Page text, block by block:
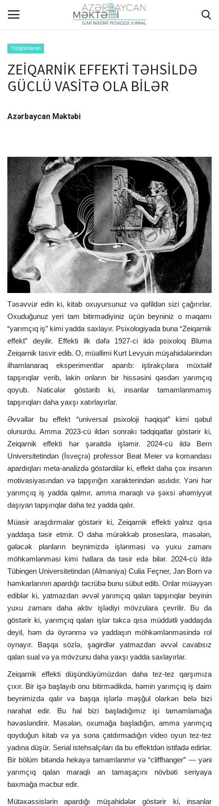
ANA SƏHİFƏ
HAQQIMIZDA
REDAKSİYA HEYƏTİ
ARXİV
AKTUAL
QALEREYA
ƏLAQƏ
Dil
Azerbaijani English
Yolgöstərən
ZEİQARNİK EFFEKTİ TƏHSİLDƏ
GÜCLÜ VASİTƏ OLA BİLƏR
Azərbaycan Məktəbi
Təsəvvür edin ki, kitab oxuyursunuz və qəfildən sizi çağırırlar.
Oxuduğunuz yeri tam bitirmədiyiniz üçün beyniniz o məqamı
“yarımçıq iş” kimi yadda saxlayır. Psixologiyada buna “Zeiqarnik
effekt” deyilir. Effekti ilk dəfə 1927-ci ildə psixoloq Bluma
Zeiqarnik təsvir edib. O, müəllimi Kurt Levyuin müşahidələrindən
ilhamlanaraq eksperimentlər aparıb: iştirakçılara müxtəlif
tapşırıqlar verib, lakin onların bir hissəsini qəsdən yarımçıq
qoyub. Nəticələr göstərib ki, insanlar tamamlanmamış
tapşırıqları daha yaxşı xatırlayırlar.
Əvvəllər bu effekt “universal psixoloji həqiqət” kimi qəbul
olunurdu. Amma 2023-cü ildən sonrakı tədqiqatlar göstərir ki,
Zeiqarnik effekti hər şəraitdə işləmir. 2024-cü ildə Bern
Universitetindən (İsveçrə) professor Beat Meier və komandası
apardıqları meta-analizdə göstərdilər ki, effekt daha çox insanın
motivasiyasından və tapşırığın xarakterindən asılıdır. Yəni hər
yarımçıq iş yadda qalmır, amma maraqlı və şəxsi əhəmiyyət
daşıyan tapşırıqlar daha tez yadda qalır.
Müasir araşdırmalar göstərir ki, Zeiqarnik effekti yalnız qısa
yaddaşa təsir etmir. O daha mürəkkəb proseslərə, məsələn,
gələcək planların beynimizdə işlənməsi və yuxu zamanı
möhkəmlənməsi kimi hallara da təsir edə bilər. 2024-cü ildə
Tübingen Universitetindən (Almaniya) Culia Feçner, Jan Born və
həmkarlarının apardığı təcrübə bunu sübut edib. Onlar müəyyən
ediblər ki, yatmazdan əvvəl yarımçıq qalan tapşırıqlar beyinin
yuxu zamanı daha aktiv işlədiyi mövzulara çevrilir. Bu da
göstərir ki, yarımçıq qalan işlər təkcə qısa müddətli yaddaşda
deyil, həm də öyrənmə və yaddaşın möhkəmlənməsində rol
oynayır. Başqa sözlə, şagirdlər yatmazdan əvvəl cavabsız
qalan sual və ya mövzunu daha yaxşı yadda saxlayırlar.
Zeiqarnik effekti düşündüyümüzdən daha tez-tez qarşımıza
çıxır. Bir işə başlayıb onu bitirmədikdə, həmin yarımçıq iş daim
beynimizdə qalır və başqa işlərlə məşğul olarkən belə bizi
narahat edir. Bu hal bizi başladığımız işi tamamlamağa
həvəsləndirir. Məsələn, oxumağa başladığın, amma yarımçıq
qoyduğun kitab və ya sona çatdırmadığın video oyun tez-tez
yadına düşür. Serial istehsalçıları da bu effektdən istifadə edirlər.
Bir bölüm bitəndə hekayə tamamlanmır və “cliffhanger” — yəni
yarımçıq qalan maraqlı an tamaşaçını növbəti seriyaya
baxmağa məcbur edir.
Mütəxəssislərin apardığı müşahidələr göstərir ki, insanlar